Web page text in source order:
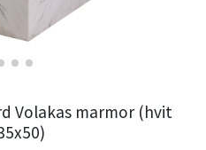
Volakas marmor (hvit